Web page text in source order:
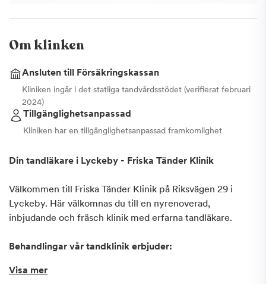
Om klinken
Ansluten till Försäkringskassan
Kliniken ingår i det statliga tandvårdsstödet (verifierat februari
2024)
Tillgänglighetsanpassad
Kliniken har en tillgänglighetsanpassad framkomlighet
Din tandläkare i Lyckeby - Friska Tänder Klinik
Välkommen till Friska Tänder Klinik på Riksvägen 29 i
Lyckeby. Här välkomnas du till en nyrenoverad,
inbjudande och fräsch klinik med erfarna tandläkare.
Behandlingar vår tandklinik erbjuder:
Rotfyllning
Visa mer